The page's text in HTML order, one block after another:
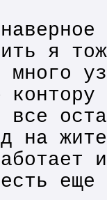
я
много
все
на
еще